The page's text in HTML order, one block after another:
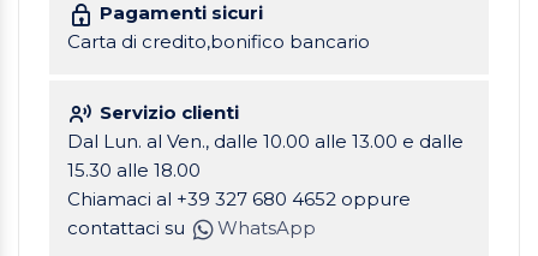
Pagamenti sicuri
Carta di credito,bonifico bancario
Servizio clienti
Dal Lun. al Ven., dalle 10.00 alle 13.00 e dalle
15.30 alle 18.00
Chiamaci al +39 327 680 4652 oppure
contattaci su
WhatsApp